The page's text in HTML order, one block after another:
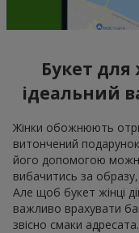
Букет
ідеальний
Жінки обожнюють
витончений
його допомогою
вибачитись за
Але щоб букет жінці
важливо врахувати
звісно смаки адресата.